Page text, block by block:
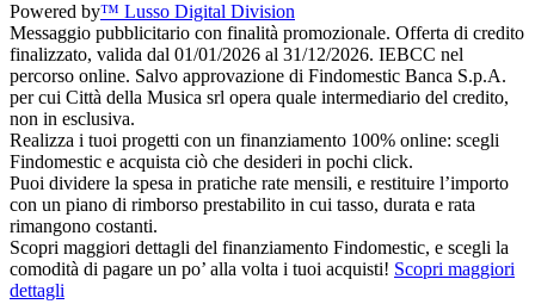
Powered by™ Lusso Digital Division
Messaggio pubblicitario con finalità promozionale. Offerta di credito
finalizzato, valida dal 01/01/2026 al 31/12/2026. IEBCC nel
percorso online. Salvo approvazione di Findomestic Banca S.p.A.
per cui Città della Musica srl opera quale intermediario del credito,
non in esclusiva.
Realizza i tuoi progetti con un finanziamento 100% online: scegli
Findomestic e acquista ciò che desideri in pochi click.
Puoi dividere la spesa in pratiche rate mensili, e restituire l’importo
con un piano di rimborso prestabilito in cui tasso, durata e rata
rimangono costanti.
Scopri maggiori dettagli del finanziamento Findomestic, e scegli la
comodità di pagare un po’ alla volta i tuoi acquisti! Scopri maggiori
dettagli